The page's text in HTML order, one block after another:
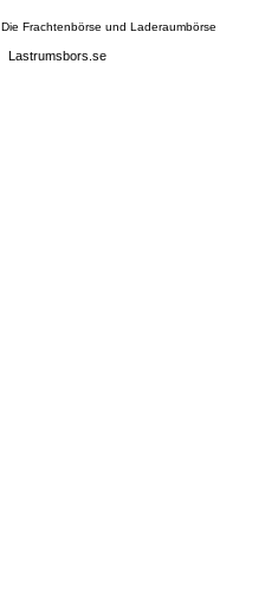
Die Frachtenbörse und Laderaumbörse
Lastrumsbors.se